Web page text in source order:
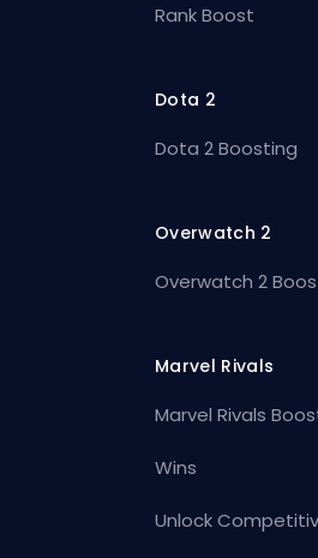
Rank Boost
Dota 2
Dota 2 Boosting
Overwatch 2
Overwatch 2
Marvel Rivals
Marvel Rivals
Wins
Unlock